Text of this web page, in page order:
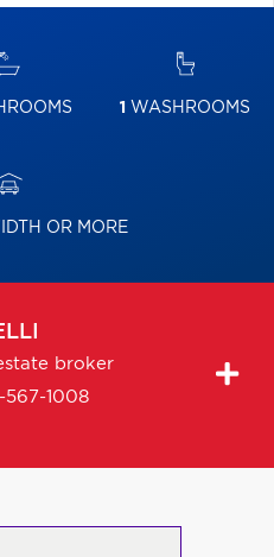
1 WASHROOMS
OR MORE
broker
567-1008